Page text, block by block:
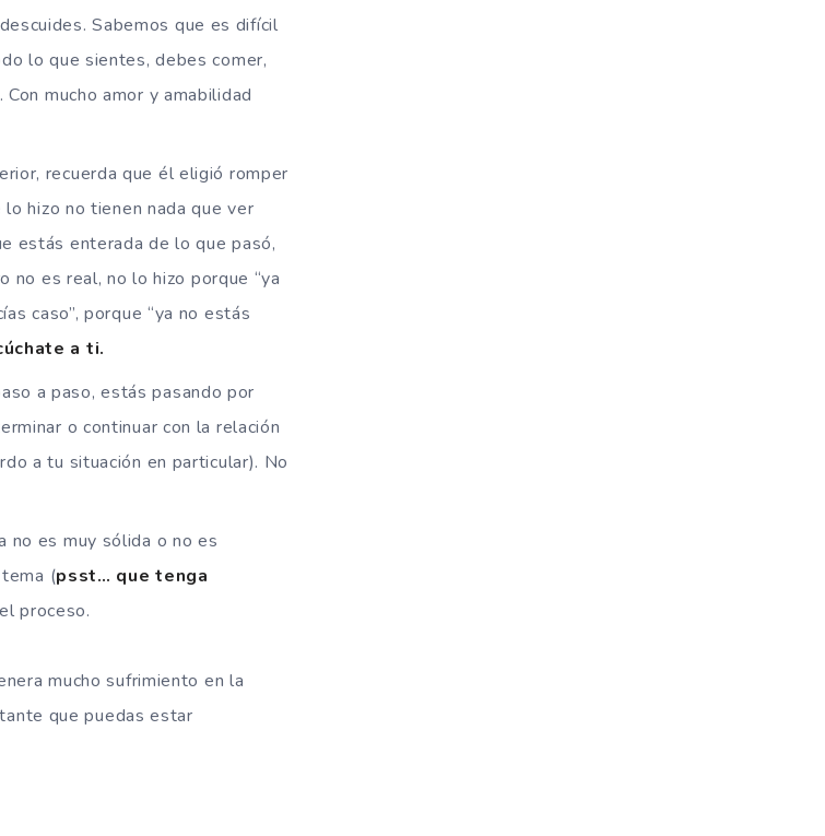
Sabemos que es difícil
lo que sientes, debes comer,
mucho amor y amabilidad
recuerda que él eligió romper
hizo no tienen nada que ver
estás enterada de lo que pasó,
no es real, no lo hizo porque “ya
caso”, porque “ya no estás
a ti.
a paso, estás pasando por
o continuar con la relación
a tu situación en particular). No
no es muy sólida o no es
(psst… que tenga
proceso.
mucho sufrimiento en la
que puedas estar